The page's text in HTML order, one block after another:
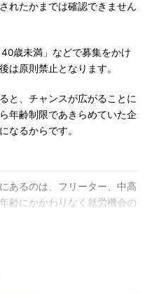
れたかまでは確認できません
歳未満」などで募集をかけ
は原則禁止となります。
と、チャンスが広がることに
年齢制限であきらめていた企
なるからです。
あるのは、フリーター、中高
齢にかかわりなく就労機会の